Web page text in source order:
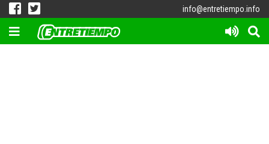
info@entretiempo.info